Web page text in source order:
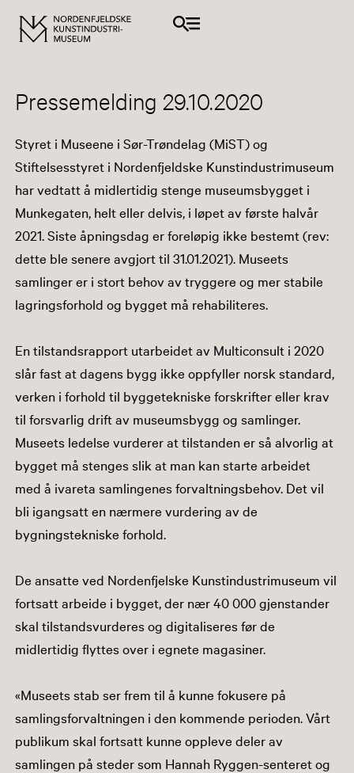
Pressemelding 29.10.2020
Styret i Museene i Sør-Trøndelag (MiST) og
Stiftelsesstyret i Nordenfjeldske Kunstindustrimuseum
har vedtatt å midlertidig stenge museumsbygget i
Munkegaten, helt eller delvis, i løpet av første halvår
2021. Siste åpningsdag er foreløpig ikke bestemt (rev:
dette ble senere avgjort til 31.01.2021). Museets
samlinger er i stort behov av tryggere og mer stabile
lagringsforhold og bygget må rehabiliteres.
En tilstandsrapport utarbeidet av Multiconsult i 2020
slår fast at dagens bygg ikke oppfyller norsk standard,
verken i forhold til byggetekniske forskrifter eller krav
til forsvarlig drift av museumsbygg og samlinger.
Museets ledelse vurderer at tilstanden er så alvorlig at
bygget må stenges slik at man kan starte arbeidet
med å ivareta samlingenes forvaltningsbehov. Det vil
bli igangsatt en nærmere vurdering av de
bygningstekniske forhold.
De ansatte ved Nordenfjelske Kunstindustrimuseum vil
fortsatt arbeide i bygget, der nær 40 000 gjenstander
skal tilstandsvurderes og digitaliseres før de
midlertidig flyttes over i egnete magasiner.
«Museets stab ser frem til å kunne fokusere på
samlingsforvaltningen i den kommende perioden. Vårt
publikum skal fortsatt kunne oppleve deler av
samlingen på steder som Hannah Ryggen-senteret og